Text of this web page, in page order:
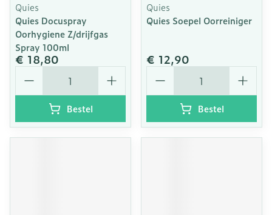
Quies
Quies Docuspray
Oorhygiene Z/drijfgas
Spray 100ml
€ 18,80
Aantal
Bestel
Quies
Quies Soepel Oorreiniger
€ 12,90
Aantal
Bestel